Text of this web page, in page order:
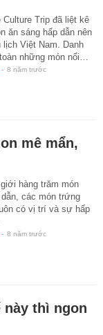
Culture Trip đã liệt kê
ăn sáng hấp dẫn nên
Việt Nam. Danh
những món nổi…
- 8 năm trước
mê mẩn,
hàng trăm món
các món trứng
có vị trí và sự hấp
- 8 năm trước
này thì ngon